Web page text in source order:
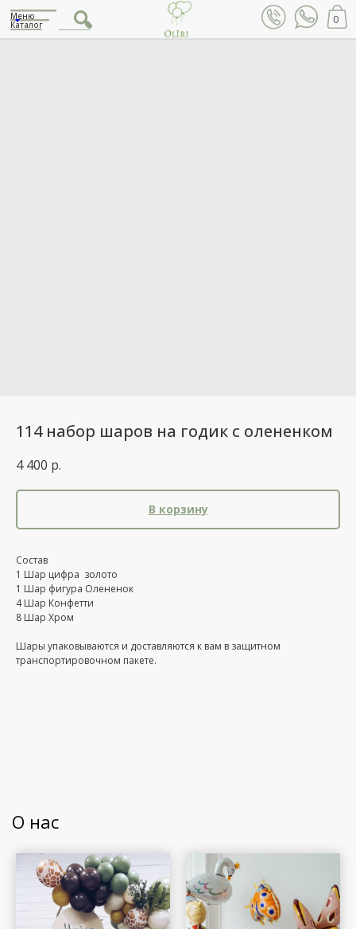
0
Каталог
Меню
114 набор шаров на годик с олененком
4 400 р.
В корзину
Состав
1 Шар цифра золото
1 Шар фигура Олененок
4 Шар Конфетти
8 Шар Хром
Шары упаковываются и доставляются к вам в защитном
транспортировочном пакете.
О нас